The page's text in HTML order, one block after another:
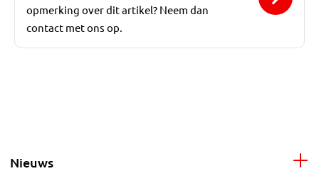
opmerking over dit artikel? Neem dan
contact met ons op.
Nieuws